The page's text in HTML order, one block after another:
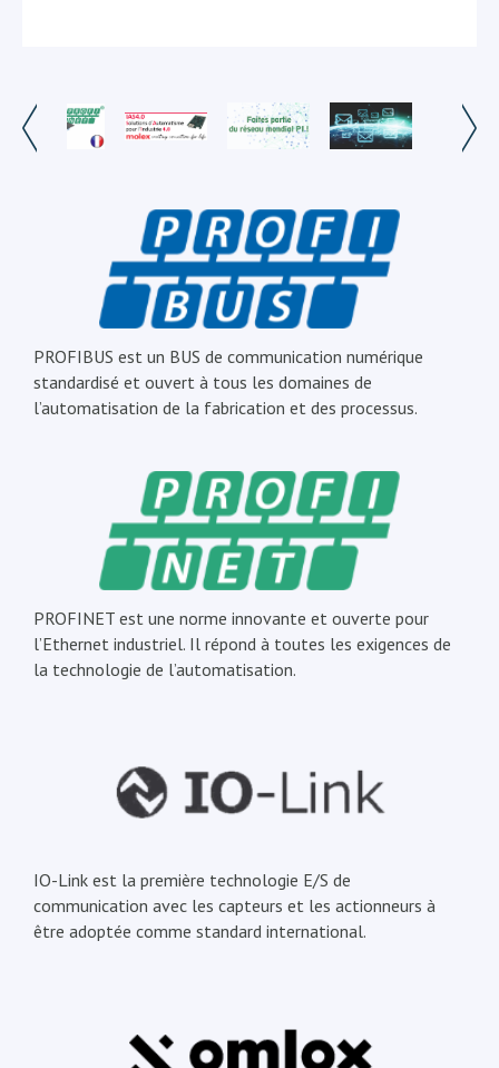
PROFIBUS est un BUS de communication numérique
standardisé et ouvert à tous les domaines de
l’automatisation de la fabrication et des processus.
PROFINET est une norme innovante et ouverte pour
l’Ethernet industriel. Il répond à toutes les exigences de
la technologie de l’automatisation.
IO-Link est la première technologie E/S de
communication avec les capteurs et les actionneurs à
être adoptée comme standard international.